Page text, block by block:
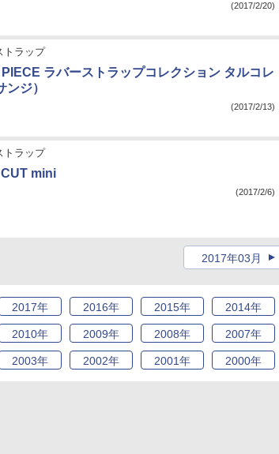
(2017/2/20)
トラップ
ラバーストラップコレクション タルコレ
ジ）
(2017/2/13)
トラップ
mini
(2017/2/6)
2017年03月
2017年 2016年 2015年 2014年
2010年 2009年 2008年 2007年
2003年 2002年 2001年 2000年